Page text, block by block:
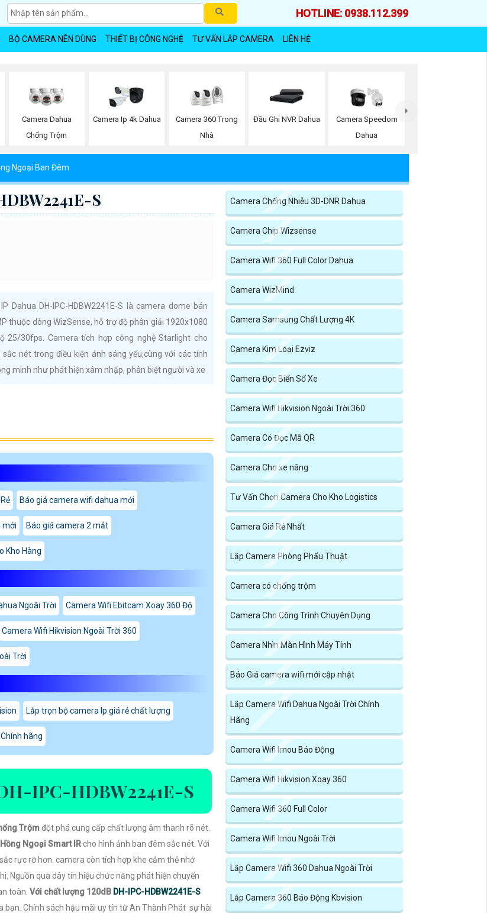
HOTLINE: 0938.112.399
BỘ CAMERA NÊN DÙNG THIẾT BỊ CÔNG NGHỆ TƯ VẤN LẮP CAMERA LIÊN HỆ
Camera Dahua
Chống Trộm
Camera Ip 4k Dahua
Camera 360 Trong
Nhà
Đầu Ghi NVR Dahua
Camera Speedom
Dahua
Ngoại Ban Đêm
S
Dahua DH-IPC-HDBW2241E-S là camera dome bán
thuộc dòng WizSense, hỗ trợ độ phân giải 1920x1080
25/30fps. Camera tích hợp công nghệ Starlight cho
sắc nét trong điều kiện ánh sáng yếu,cùng với các tính
minh như phát hiện xâm nhập, phân biệt người và xe
Báo giá camera wifi dahua mới
mới Báo giá camera 2 mắt
Kho Hàng
Ngoài Trời Camera Wifi Ebitcam Xoay 360 Độ
Camera Wifi Hikvision Ngoài Trời 360
Trời
Lắp trọn bộ camera Ip giá rẻ chất lượng
hãng
IPC-HDBW2241E-S
Trộmđột phá cung cấp chất lượng âm thanh rõ nét.
Hồng Ngoại Smart IRcho hình ảnh ban đêm sắc nét. Với
rực rỡ hơn. camera còn tích hợp khe cắm thẻ nhớ
Nguồn qua dây tín hiệu chức năng phát hiện chuyển
toàn. Với chất lượng 120dB DH-IPC-HDBW2241E-S
bạn. Chính sách hậu mãi uy tín từ An Thành Phát sự hài
Camera Chống Nhiễu 3D-DNR Dahua
Camera Chip Wizsense
Camera Wifi 360 Full Color Dahua
Camera WizMind
Camera Samsung Chất Lượng 4K
Camera Kim Loại Ezviz
Camera Đọc Biển Số Xe
Camera Wifi Hikvision Ngoài Trời 360
Camera Có Đọc Mã QR
Camera Cho xe nâng
Tư Vấn Chọn Camera Cho Kho Logistics
Camera Giá Rẻ Nhất
Lắp Camera Phòng Phẩu Thuật
Camera có chống trộm
Camera Cho Công Trình Chuyên Dụng
Camera Nhìn Màn Hình Máy Tính
Báo Giá camera wifi mới cập nhật
Lắp Camera Wifi Dahua Ngoài Trời Chính
Hãng
Camera Wifi Imou Báo Động
Camera Wifi Hikvision Xoay 360
Camera Wifi 360 Full Color
Camera Wifi Imou Ngoài Trời
Lắp Camera Wifi 360 Dahua Ngoài Trời
Lắp Camera 360 Báo Động Kbvision